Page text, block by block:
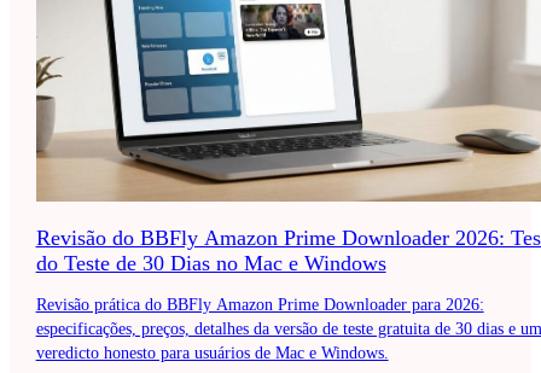
Revisão do BBFly Amazon Prime Downloader 2026:
do Teste de 30 Dias no Mac e Windows
Revisão prática do BBFly Amazon Prime Downloader para 2026:
especificações, preços, detalhes da versão de teste gratuita de 30 dias e um
veredicto honesto para usuários de Mac e Windows.